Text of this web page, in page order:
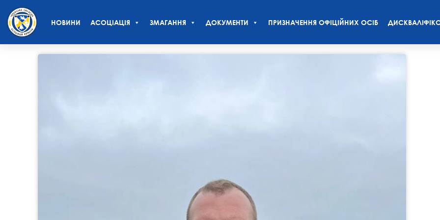
НОВИНИ АСОЦІАЦІЯ ЗМАГАННЯ ДОКУМЕНТИ ПРИЗНАЧЕННЯ ОФІЦІЙНИХ ОСІБ